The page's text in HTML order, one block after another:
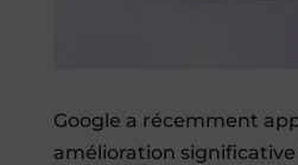
Google a récemment
amélioration